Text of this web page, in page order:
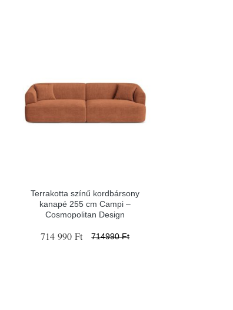
Terrakotta színű kordbársony
kanapé 255 cm Campi –
Cosmopolitan Design
714 990 Ft 714990 Ft